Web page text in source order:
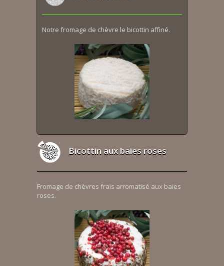
Notre fromage de chèvre le bicottin affiné.
Bicottin aux baies roses
Fromage de chèvres frais arromatisé aux baies
roses.